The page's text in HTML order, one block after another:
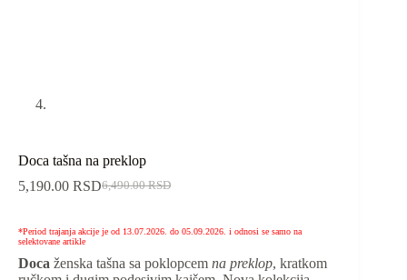
Doca tašna na preklop
6,490.00RSD
5,190.00 RSD
*Period trajanja akcije je od 13.07.2026. do 05.09.2026. i odnosi se samo na
selektovane artikle
Doca ženska tašna sa poklopcem na preklop, kratkom